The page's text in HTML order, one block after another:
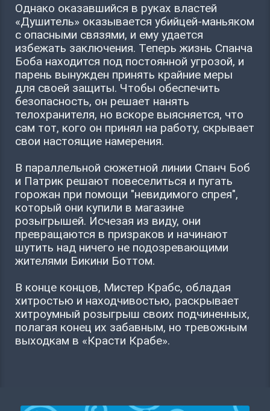
Однако оказавшийся в руках властей
«Душитель» оказывается убийцей-маньяком
с опасными связями, и ему удается
избежать заключения. Теперь жизнь Спанча
Боба находится под постоянной угрозой, и
парень вынужден принять крайние меры
для своей защиты. Чтобы обеспечить
безопасность, он решает нанять
телохранителя, но вскоре выясняется, что
сам тот, кого он принял на работу, скрывает
свои настоящие намерения.
В параллельной сюжетной линии Спанч Боб
и Патрик решают повеселиться и пугать
горожан при помощи "невидимого спрея",
который они купили в магазине
розыгрышей. Исчезая из виду, они
превращаются в призраков и начинают
шутить над ничего не подозревающими
жителями Бикини Боттом.
В конце концов, Мистер Крабс, обладая
хитростью и находчивостью, раскрывает
хитроумный розыгрыш своих подчиненных,
полагая конец их забавным, но тревожным
выходкам в «Красти Крабе».